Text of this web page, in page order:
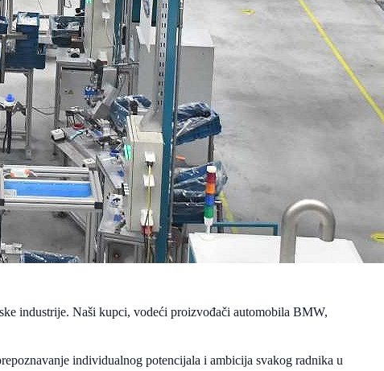
industrije. Naši kupci, vodeći proizvođači automobila BMW,
individualnog potencijala i ambicija svakog radnika u